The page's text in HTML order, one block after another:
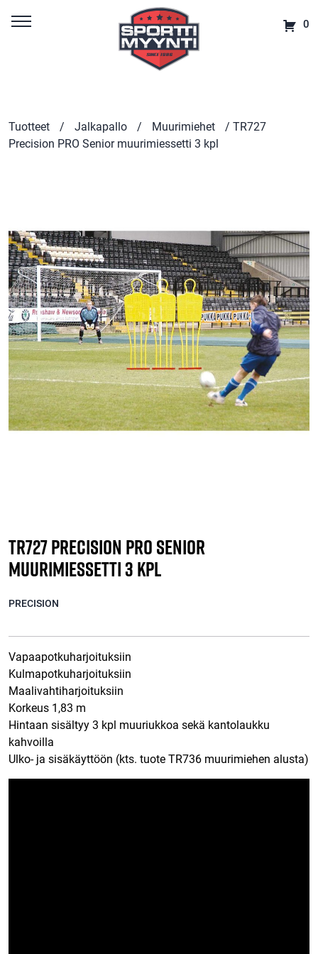
0
Tuotteet / Jalkapallo / Muurimiehet
/ TR727
Precision PRO Senior muurimiessetti 3 kpl
TR727 Precision PRO Senior
muurimiessetti 3 kpl
PRECISION
Vapaapotkuharjoituksiin
Kulmapotkuharjoituksiin
Maalivahtiharjoituksiin
Korkeus 1,83 m
Hintaan sisältyy 3 kpl muuriukkoa sekä kantolaukku
kahvoilla
Ulko- ja sisäkäyttöön (kts. tuote TR736 muurimiehen alusta)